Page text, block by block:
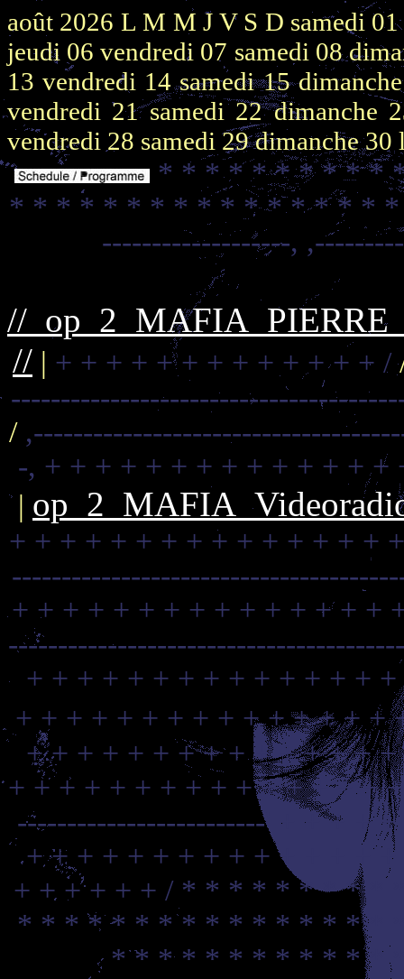
août 2026 L M M J V S D samedi
jeudi 06vendredi 07 samedi 08
13vendredi 14samedi 15
vendredi 21samedi 22dimanche
vendredi 28 samedi 29dimanche 30
* * * * * * * * * *
* * * * * * * * * * * * * * * *
-------------------,
//
// | + + + + + + + + + + + + + /
/
-, + + + + + + + + + + + + +
|
+ + + + + + + + + + + + + + +
+ + + + + + + + + + + + + + +
+ + + + + + + + + + + + + +
+ + + + + + + + + + + + + + +
+ + + + + + + + + + + + + +
+ + + + + + + + + + + + + + +
-------------------------' + + + +
+ + + + + + + + + + + + + +
+ + + + + + / * * * * * * * * *
* * * * * * * * * * * * * * * *
* * * * * * * * * * * *